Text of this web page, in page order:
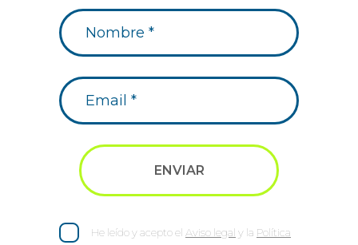
He leído y acepto el Aviso legal y la Política